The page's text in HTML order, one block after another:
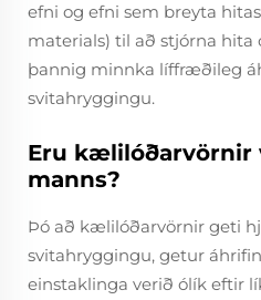
efni og efni sem breyta
materials) til að stjórna hita
þannig minnka líffræðileg
svitahryggingu.
Eru kælilóðarvörnir
manns?
Þó að kælilóðarvörnir geti
svitahryggingu, getur
einstaklinga verið ólík eftir